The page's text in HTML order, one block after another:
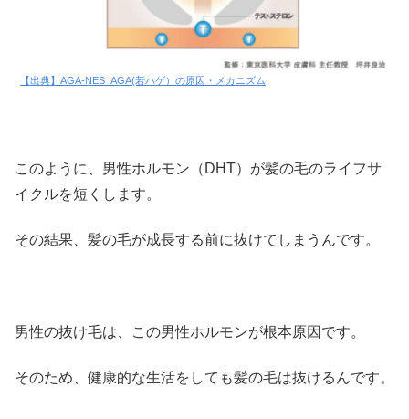
【出典】AGA-NES_AGA(若ハゲ）の原因・メカニズム
このように、男性ホルモン（DHT）が髪の毛のライフサ
イクルを短くします。
その結果、髪の毛が成長する前に抜けてしまうんです。
男性の抜け毛は、この男性ホルモンが根本原因です。
そのため、健康的な生活をしても髪の毛は抜けるんです。